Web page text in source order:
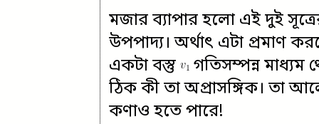
মজার ব্যাপার হলো এই দুই
উপপাদ্য। অর্থাৎ এটা প্রমাণ
একটা বস্তু
গতিসম্পন্ন মাধ্যম
ঠিক কী তা অপ্রাসঙ্গিক। তা
কণাও হতে পারে!